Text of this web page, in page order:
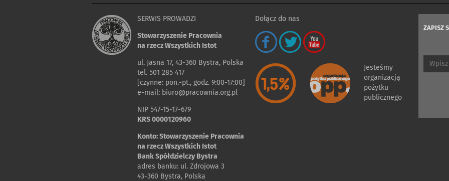
SERWIS PROWADZI
Stowarzyszenie Pracownia
na rzecz Wszystkich Istot
ul. Jasna 17, 43-360 Bystra, Polska
tel. 501 285 417
[czynne: pon.-pt., godz. 9:00-17:00]
e-mail: biuro@pracownia.org.pl
NIP 547-15-17-679
KRS 0000120960
Konto: Stowarzyszenie Pracownia
na rzecz Wszystkich Istot
Bank Spółdzielczy Bystra
adres banku: ul. Zdrojowa 3
43-360 Bystra, Polska
Dołącz do nas
Jesteśmy
organizacją
pożytku
publicznego
ZAPISZ